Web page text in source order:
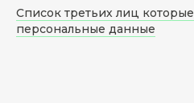
Список третьих лиц
персональные данные